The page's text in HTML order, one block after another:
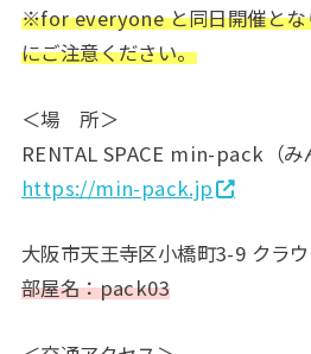
※for everyone と同日開催とな
にご注意ください。
＜場 所＞
RENTAL SPACE min-pack（み
https://min-pack.jp
大阪市天王寺区小橋町3-9 クラ
部屋名：pack03